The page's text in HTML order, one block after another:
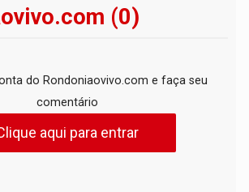
(0)
do Rondoniaovivo.com e faça seu
comentário
aqui para entrar